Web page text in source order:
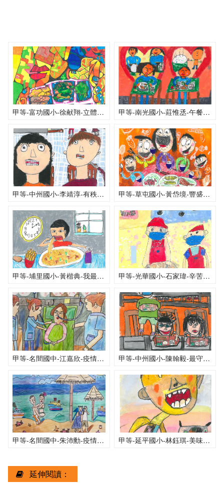
甲等-富功國小-徐献翔-立體派午餐 甲等-南光國小-莊惟丞-午餐時間
甲等-中州國小-李靖淳-有秩序的學生餐廳 甲等-草屯國小-黃岱境-豐盛的午餐
甲等-埔里國小-黃楷典-我最愛的午餐義大利麵 甲等-光華國小-石家瑋-辛苦的廚工
甲等-名間國中-江嘉欣-疫情過後我想感謝辛苦的醫護人員 甲等-中州國小-陳翰毅-最守規矩的用餐環境
甲等-名間國中-朱沛勳-疫情過後，我想去墾丁玩 甲等-延平國小-林鈺琪-美味的午餐
延伸閱讀：